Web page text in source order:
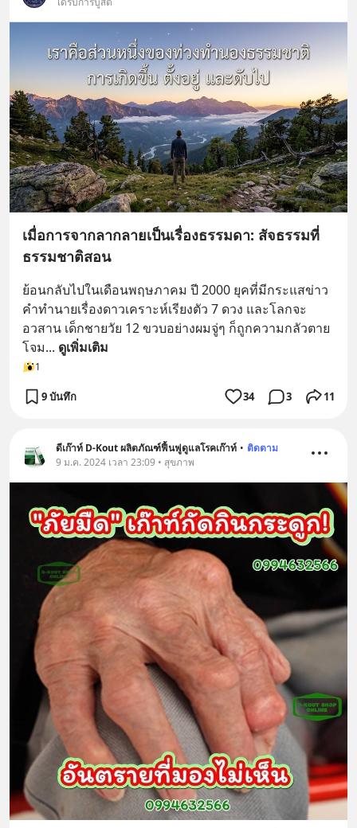
เมื่อการจากลากลายเป็นเรื่องธรรมดา: สัจธรรมที่
ธรรมชาติสอน
ย้อนกลับไปในเดือนพฤษภาคม ปี 2000 ยุคที่มีกระแสข่าว
คำทำนายเรื่องดาวเคราะห์เรียงตัว 7 ดวง และโลกจะ
อวสาน เด็กชายวัย 12 ขวบอย่างผมจู่ๆ ก็ถูกความกลัวตาย
โจม... ดูเพิ่มเติม
1
9 บันทึก 34 3 11
ดีเก๊าท์ D-Kout ผลิตภัณฑ์ฟื้นฟูดูแลโรคเก๊าท์ • ติดตาม
9 ม.ค. 2024 เวลา 23:09 • สุขภาพ